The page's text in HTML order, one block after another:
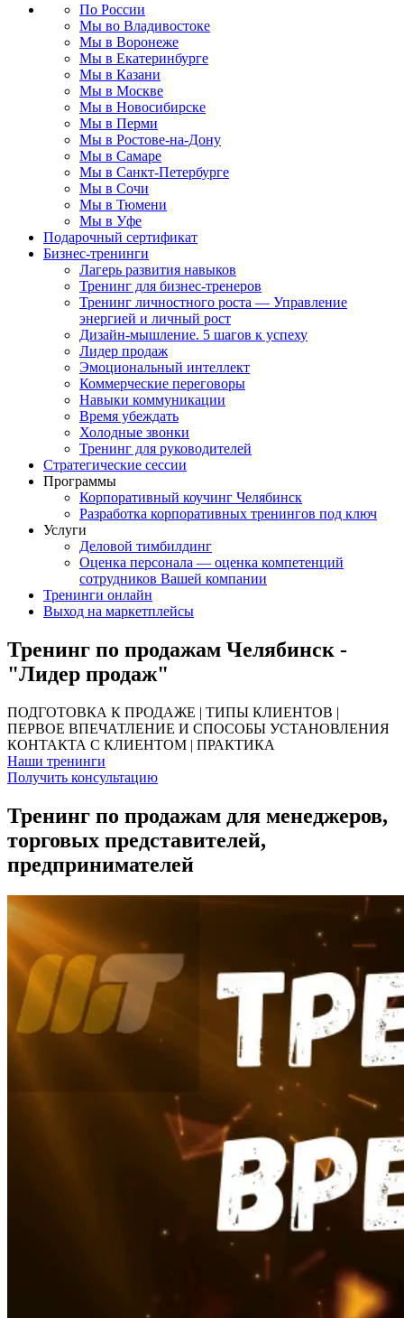
По России
Мы во Владивостоке
Мы в Воронеже
Мы в Екатеринбурге
Мы в Казани
Мы в Москве
Мы в Новосибирске
Мы в Перми
Мы в Ростове-на-Дону
Мы в Самаре
Мы в Санкт-Петербурге
Мы в Сочи
Мы в Тюмени
Мы в Уфе
Подарочный сертификат
Бизнес-тренинги
Лагерь развития навыков
Тренинг для бизнес-тренеров
Тренинг личностного роста — Управление
энергией и личный рост
Дизайн-мышление. 5 шагов к успеху
Лидер продаж
Эмоциональный интеллект
Коммерческие переговоры
Навыки коммуникации
Время убеждать
Холодные звонки
Тренинг для руководителей
Стратегические сессии
Программы
Корпоративный коучинг Челябинск
Разработка корпоративных тренингов под ключ
Услуги
Деловой тимбилдинг
Оценка персонала — оценка компетенций
сотрудников Вашей компании
Тренинги онлайн
Выход на маркетплейсы
Тренинг по продажам Челябинск -
"Лидер продаж"
ПОДГОТОВКА К ПРОДАЖЕ | ТИПЫ КЛИЕНТОВ |
ПЕРВОЕ ВПЕЧАТЛЕНИЕ И СПОСОБЫ УСТАНОВЛЕНИЯ
КОНТАКТА С КЛИЕНТОМ | ПРАКТИКА
Наши тренинги
Получить консультацию
Тренинг по продажам для менеджеров,
торговых представителей,
предпринимателей